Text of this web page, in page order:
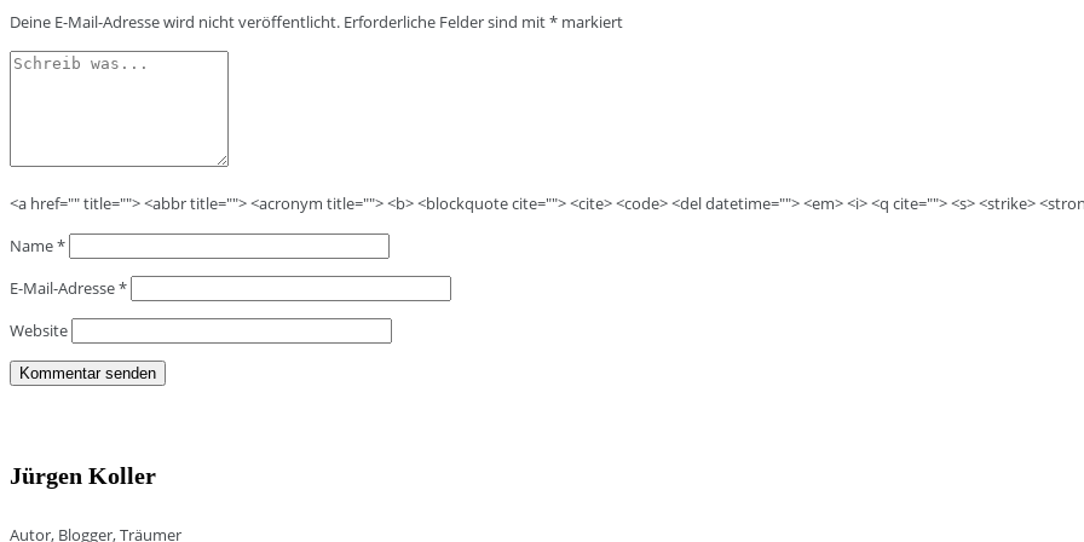
Deine E-Mail-Adresse wird nicht veröffentlicht. Erforderliche Felder sind mit* markiert
<a href="" title=""> <abbr title=""> <acronym title=""> <b> <blockquote cite=""> <cite> <code> <del datetime=""> <em> <i> <q cite=""> <s> <strike>
Name*
E-Mail-Adresse*
Website
Jürgen Koller
Autor, Blogger, Träumer